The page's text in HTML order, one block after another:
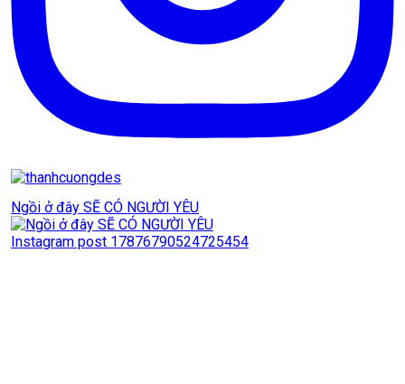
Ngồi ở đây SẼ CÓ NGƯỜI YÊU
Instagram post 17876790524725454